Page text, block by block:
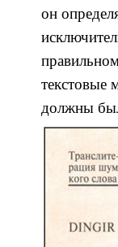
он
текстовые
должны